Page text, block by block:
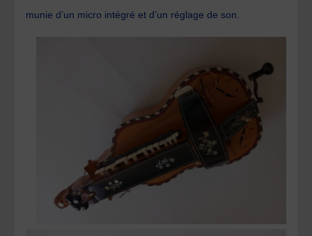
munie d’un micro intégré et d’un réglage de son.